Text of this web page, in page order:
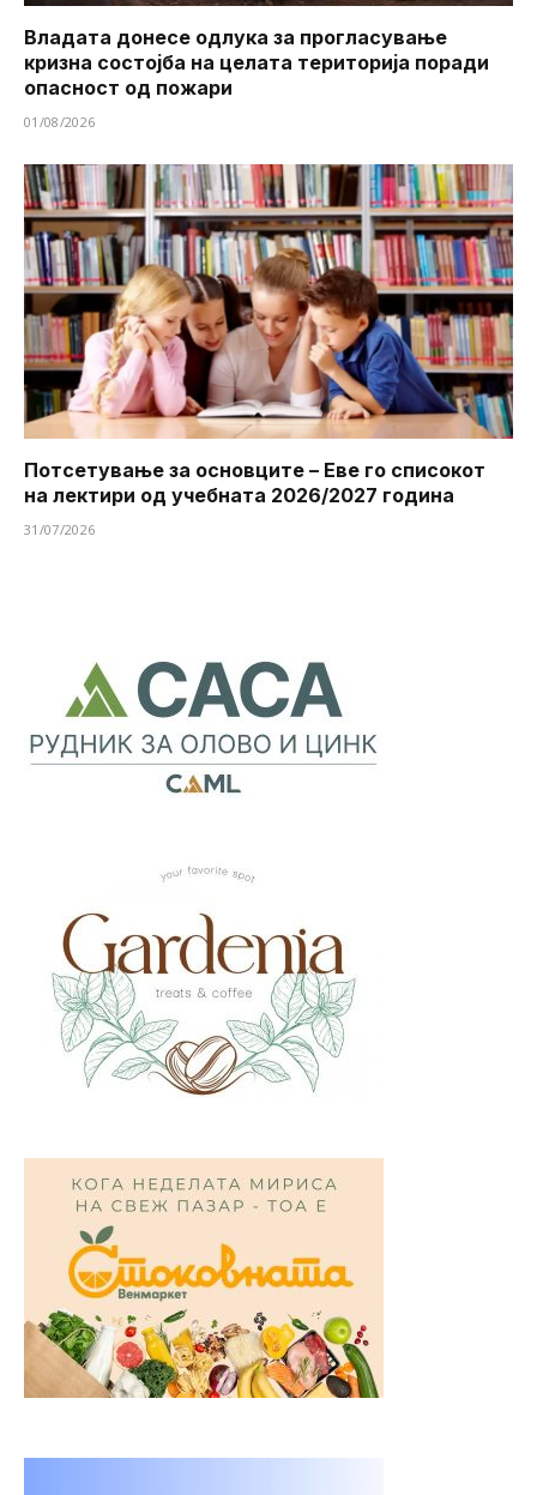
Владата донесе одлука за прогласување
кризна состојба на целата територија поради
опасност од пожари
01/08/2026
Потсетување за основците – Еве го списокот
на лектири од учебната 2026/2027 година
31/07/2026